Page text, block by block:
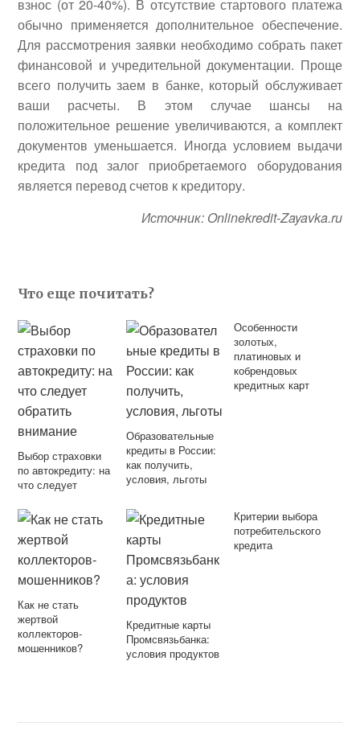
взнос (от 20-40%). В отсутствие стартового платежа
обычно применяется дополнительное обеспечение.
Для рассмотрения заявки необходимо собрать пакет
финансовой и учредительной документации. Проще
всего получить заем в банке, который обслуживает
ваши расчеты. В этом случае шансы на
положительное решение увеличиваются, а комплект
документов уменьшается. Иногда условием выдачи
кредита под залог приобретаемого оборудования
является перевод счетов к кредитору.
Источник: Onlinekredit-Zayavka.ru
Что еще почитать?
Выбор страховки
по автокредиту: на
что следует
Образовательные
кредиты в России:
как получить,
условия, льготы
Особенности
золотых,
платиновых и
кобрендовых
кредитных карт
Как не стать
жертвой
коллекторов-
мошенников?
Кредитные карты
Промсвязьбанка:
условия продуктов
Критерии выбора
потребительского
кредита